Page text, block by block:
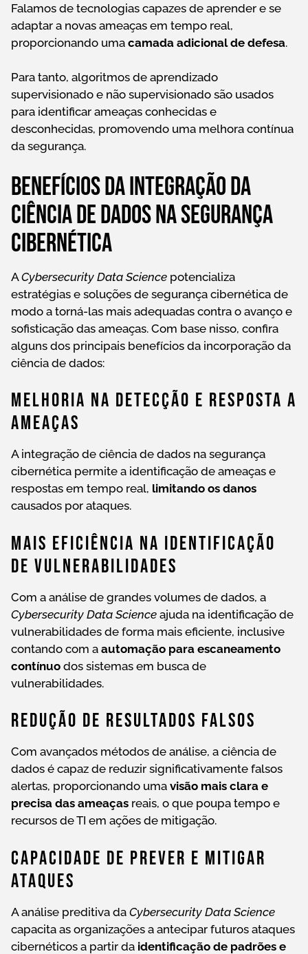
Falamos de tecnologias capazes de aprender e se
adaptar a novas ameaças em tempo real,
proporcionando uma camada adicional de defesa.
Para tanto, algoritmos de aprendizado
supervisionado e não supervisionado são usados
para identificar ameaças conhecidas e
desconhecidas, promovendo uma melhora contínua
da segurança.
Benefícios da integração da
ciência de dados na segurança
cibernética
ACybersecurity Data Science potencializa
estratégias e soluções de segurança cibernética de
modo a torná-las mais adequadas contra o avanço e
sofisticação das ameaças. Com base nisso, confira
alguns dos principais benefícios da incorporação da
ciência de dados:
Melhoria Na Detecção E Resposta A
Ameaças
A integração de ciência de dados na segurança
cibernética permite a identificação de ameaças e
respostas em tempo real, limitando os danos
causados por ataques.
Mais Eficiência Na Identificação
De Vulnerabilidades
Com a análise de grandes volumes de dados, a
Cybersecurity Data Science ajuda na identificação de
vulnerabilidades de forma mais eficiente, inclusive
contando com a automação para escaneamento
contínuo dos sistemas em busca de
vulnerabilidades.
Redução De Resultados Falsos
Com avançados métodos de análise, a ciência de
dados é capaz de reduzir significativamente falsos
alertas, proporcionando uma visão mais clara e
precisa das ameaças reais, o que poupa tempo e
recursos de TI em ações de mitigação.
Capacidade De Prever E Mitigar
Ataques
A análise preditiva da Cybersecurity Data Science
capacita as organizações a antecipar futuros ataques
cibernéticos a partir da identificação de padrões e